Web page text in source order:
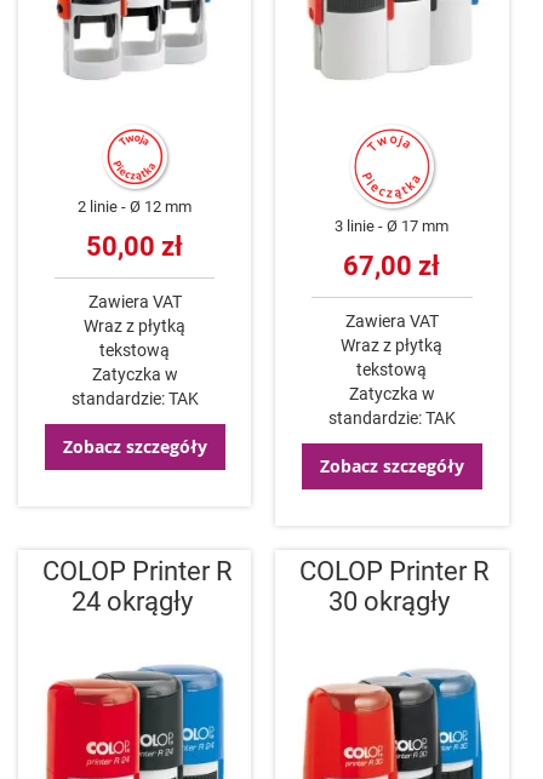
2 linie Ø 12 mm
50,00 zł
Zawiera VAT
Wraz z płytką
tekstową
Zatyczka w
standardzie: TAK
Zobacz szczegóły
3 linie Ø 17 mm
67,00 zł
Zawiera VAT
Wraz z płytką
tekstową
Zatyczka w
standardzie: TAK
Zobacz szczegóły
COLOP Printer R
24 okrągły
COLOP Printer R
30 okrągły